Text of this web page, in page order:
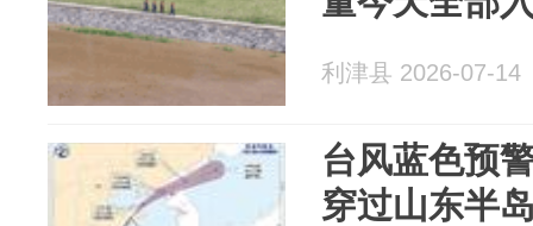
利津县 2026-07-14
台风蓝色预
穿过山东半